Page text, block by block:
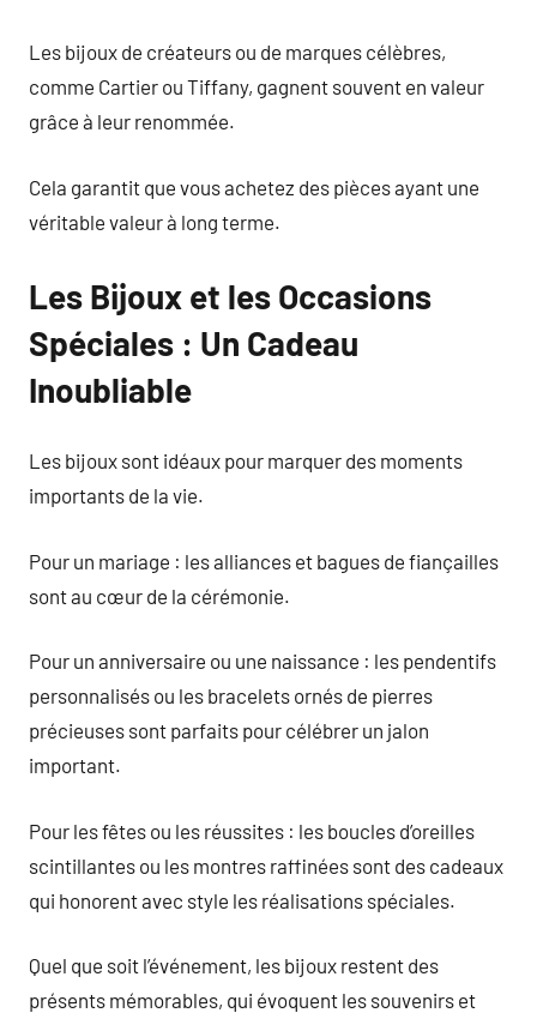
Les bijoux de créateurs ou de marques célèbres,
comme Cartier ou Tiffany, gagnent souvent en valeur
grâce à leur renommée.
Cela garantit que vous achetez des pièces ayant une
véritable valeur à long terme.
Les Bijoux et les Occasions
Spéciales : Un Cadeau
Inoubliable
Les bijoux sont idéaux pour marquer des moments
importants de la vie.
Pour un mariage : les alliances et bagues de fiançailles
sont au cœur de la cérémonie.
Pour un anniversaire ou une naissance : les pendentifs
personnalisés ou les bracelets ornés de pierres
précieuses sont parfaits pour célébrer un jalon
important.
Pour les fêtes ou les réussites : les boucles d’oreilles
scintillantes ou les montres raffinées sont des cadeaux
qui honorent avec style les réalisations spéciales.
Quel que soit l’événement, les bijoux restent des
présents mémorables, qui évoquent les souvenirs et